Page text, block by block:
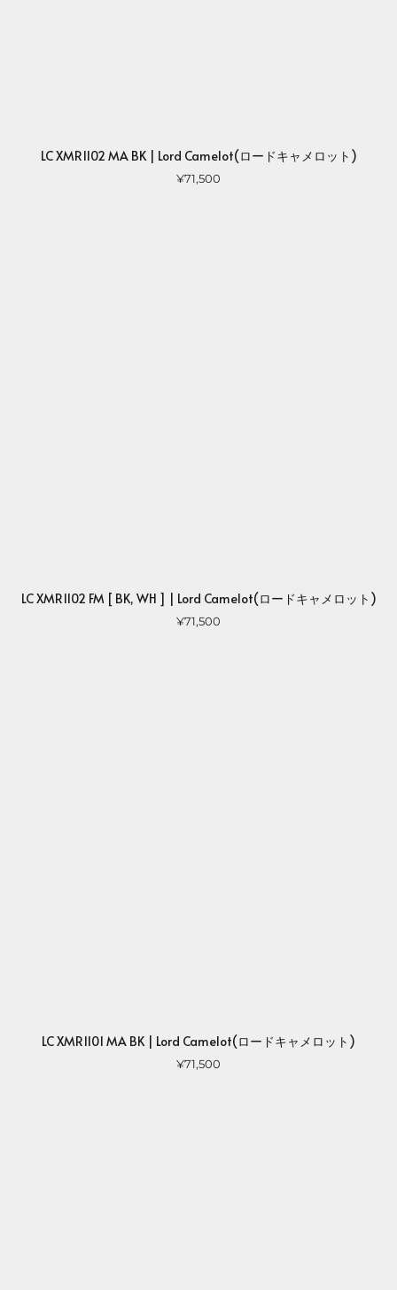
LC XMR1102 MA BK | Lord Camelot(ロードキャメロット)
¥71,500
LC XMR1102 FM [ BK, WH ] | Lord Camelot(ロードキャメロット)
¥71,500
LC XMR1101 MA BK | Lord Camelot(ロードキャメロット)
¥71,500